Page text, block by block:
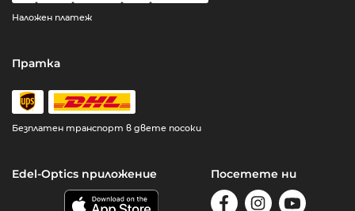
Наложен платеж
Пратка
Безплатен транспорт в двете посоки
Edel-Optics приложение Посетете ни